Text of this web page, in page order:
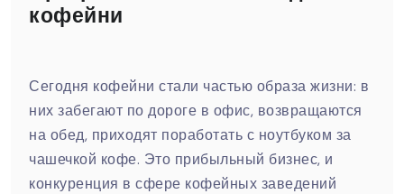
кофейни
Сегодня кофейни стали частью образа жизни: в
них забегают по дороге в офис, возвращаются
на обед, приходят поработать с ноутбуком за
чашечкой кофе. Это прибыльный бизнес, и
конкуренция в сфере кофейных заведений